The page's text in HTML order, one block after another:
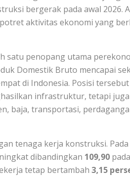
bergerak pada awal 2026.
aktivitas ekonomi yang
satu penopang utama
Domestik Bruto mencapai
di Indonesia. Posisi
infrastruktur, tetapi
baja, transportasi,
tenaga kerja konstruksi.
dibandingkan 109,90
tetap bertambah 3,15